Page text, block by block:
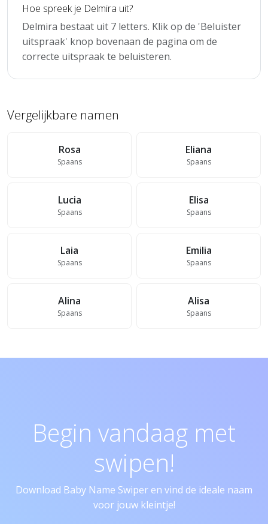
Hoe spreek je Delmira uit?
Delmira bestaat uit 7 letters. Klik op de 'Beluister
uitspraak' knop bovenaan de pagina om de
correcte uitspraak te beluisteren.
Vergelijkbare namen
Rosa
Spaans
Eliana
Spaans
Lucia
Spaans
Elisa
Spaans
Laia
Spaans
Emilia
Spaans
Alina
Spaans
Alisa
Spaans
Begin vandaag met
swipen!
Download Baby Name Swiper en vind de ideale naam
voor jouw kleintje!